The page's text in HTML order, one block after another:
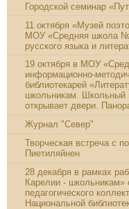
Городской семинар
11 октября «Музей
МОУ «Средняя школа №
русского языка и
19 октября в МОУ
информационно-
библиотекарей
школьникам. Школьный
открывает двери.
Журнал "Север"
Творческая встреча с
Пиетиляйнен
28 декабря в рамках
Карелии - школьникам»
педагогического
Национальной